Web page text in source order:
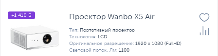
+1 410 Б Проектор Wanbo X5 Air
Тип: Портативный проектор
Технология: LCD
Оригинальное разрешение: 1920 x 1080 (FullHD)
Световой поток, Лм: 1100